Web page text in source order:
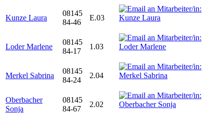
Kunze Laura
08145
84-46
E.03
Loder Marlene
08145
84-17
1.03
Merkel Sabrina
08145
84-24
2.04
Oberbacher
Sonja
08145
84-67
2.02